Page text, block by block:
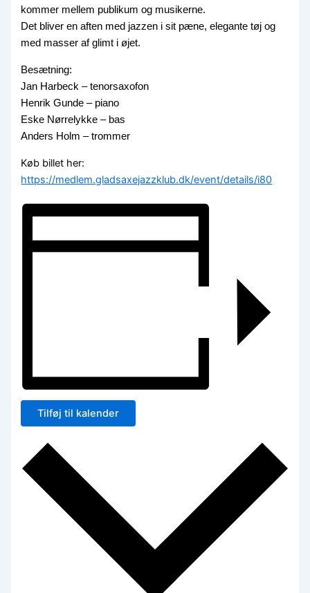
kommer mellem publikum og musikerne.
Det bliver en aften med jazzen i sit pæne, elegante tøj og
med masser af glimt i øjet.
Besætning:
Jan Harbeck – tenorsaxofon
Henrik Gunde – piano
Eske Nørrelykke – bas
Anders Holm – trommer
Køb billet her:
https://medlem.gladsaxejazzklub.dk/event/details/i80
Tilføj til kalender